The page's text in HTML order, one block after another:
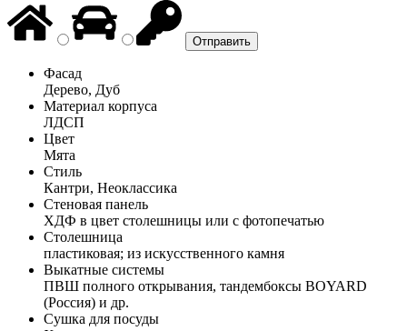
Фасад
Дерево, Дуб
Материал корпуса
ЛДСП
Цвет
Мята
Стиль
Кантри, Неоклассика
Стеновая панель
ХДФ в цвет столешницы или с фотопечатью
Столешница
пластиковая; из искусственного камня
Выкатные системы
ПВШ полного открывания, тандембоксы BOYARD
(Россия) и др.
Сушка для посуды